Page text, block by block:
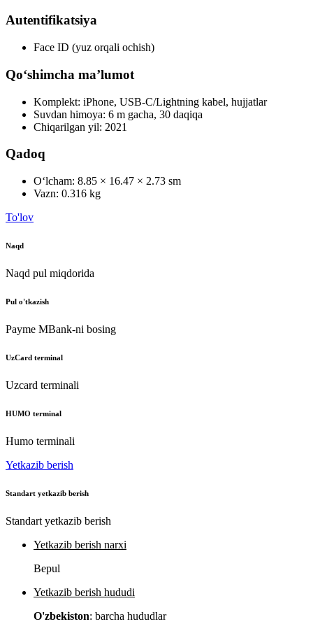
Autentifikatsiya
Face ID (yuz orqali ochish)
Qo‘shimcha ma’lumot
Komplekt: iPhone, USB-C/Lightning kabel, hujjatlar
Suvdan himoya: 6 m gacha, 30 daqiqa
Chiqarilgan yil: 2021
Qadoq
O‘lcham: 8.85 × 16.47 × 2.73 sm
Vazn: 0.316 kg
To'lov
Naqd
Naqd pul miqdorida
Pul o'tkazish
Payme MBank-ni bosing
UzCard terminal
Uzcard terminali
HUMO terminal
Humo terminali
Yetkazib berish
Standart yetkazib berish
Standart yetkazib berish
Yetkazib berish narxi
Bepul
Yetkazib berish hududi
O'zbekiston: barcha hududlar